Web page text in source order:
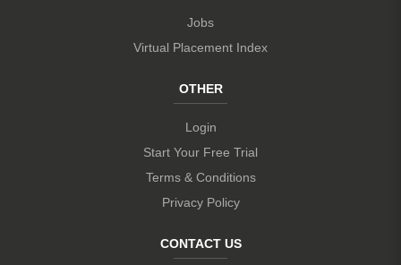
Jobs
Virtual Placement Index
OTHER
Login
Start Your Free Trial
Terms & Conditions
Privacy Policy
CONTACT US